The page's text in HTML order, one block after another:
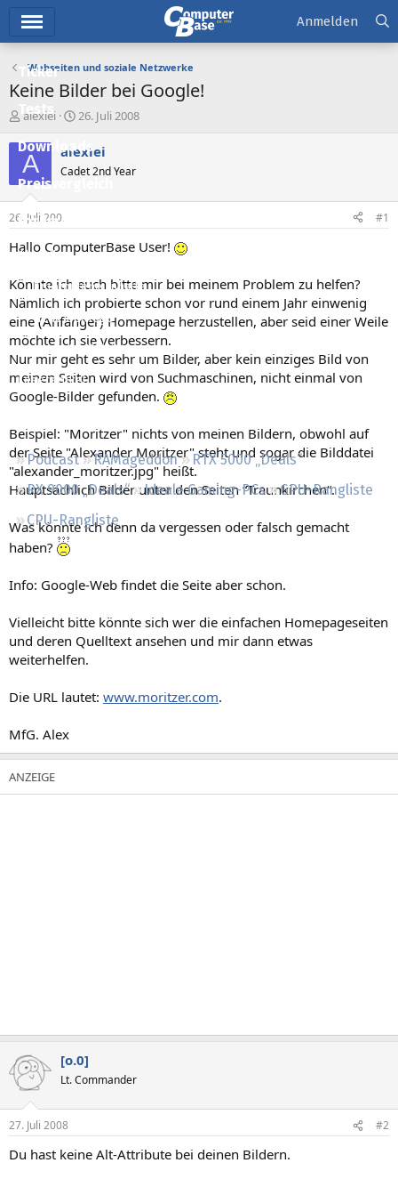
Ticker
Tests
Downloads
Preisvergleich
Forum
Aktuelles
Empfohlene Inhalte
Neue Beiträge
Neueste Aktivitäten
Leserartikel
Podcast RAMageddon
RTX 5000 „Deals“
RX 9000 „Deals“
Ideale Gaming-PCs
GPU-Rangliste
CPU-Rangliste
Anmelden
Webseiten und soziale Netzwerke
Keine Bilder bei Google!
E
s
t
e
e
r
alexlei
E
s
t
e
t
a
26. Juli 2008
A alexlei
Cadet 2nd Year
26. Juli 2008 #1
Hallo ComputerBase User!
Könnte ich euch bitte mir bei meinem Problem zu helfen?
Nämlich ich probierte schon vor rund einem Jahr einwenig
eine (Anfänger) Homepage herzustellen, aber seid einer Weile
möchte ich sie verbessern.
Nur mir geht es sehr um Bilder, aber kein einziges Bild von
meinen Seiten wird von Suchmaschinen, nicht einmal von
Google-Bilder gefunden.
Beispiel: "Moritzer" nichts von meinen Bildern, obwohl auf
der Seite "Alexander Moritzer" steht und sogar die Bilddatei
"alexander_moritzer.jpg" heißt.
Hauptsächlich Bilder unter den Seiten “Traunkirchen“.
Was könnte ich denn da vergessen oder falsch gemacht
haben?
Info: Google-Web findet die Seite aber schon.
Vielleicht bitte könnte sich wer die einfachen Homepageseiten
und deren Quelltext ansehen und mir dann etwas
weiterhelfen.
Die URL lautet: www.moritzer.com.
MfG. Alex
[o.0]
Lt. Commander
27. Juli 2008 #2
Du hast keine Alt-Attribute bei deinen Bildern.